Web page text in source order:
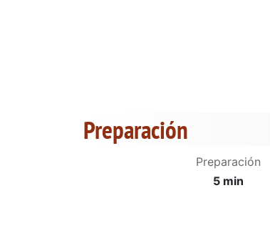
Preparación
Preparación
5 min